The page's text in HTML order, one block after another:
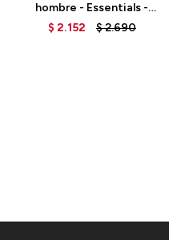
hombre - Essentials -
MS31540AG - GREY
$ 2.152 $2.690